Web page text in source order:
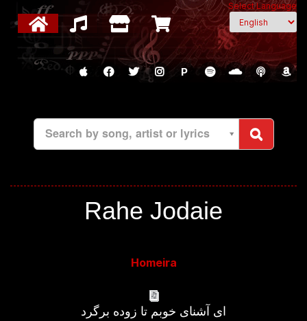
Select Language
P
Search by song, artist or lyrics
Rahe Jodaie
Homeira
ای آشنای خوبم تا زوده برگرد